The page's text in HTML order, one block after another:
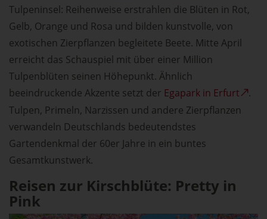
Tulpeninsel: Reihenweise erstrahlen die Blüten in Rot,
Gelb, Orange und Rosa und bilden kunstvolle, von
exotischen Zierpflanzen begleitete Beete. Mitte April
erreicht das Schauspiel mit über einer Million
Tulpenblüten seinen Höhepunkt. Ähnlich
beeindruckende Akzente setzt der Egapark in Erfurt
.
Tulpen, Primeln, Narzissen und andere Zierpflanzen
verwandeln Deutschlands bedeutendstes
Gartendenkmal der 60er Jahre in ein buntes
Gesamtkunstwerk.
Reisen zur Kirschblüte: Pretty in
Pink